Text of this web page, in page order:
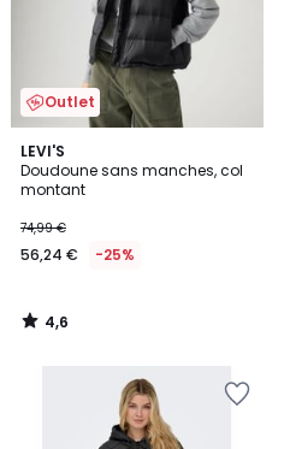
Outlet
LEVI'S
Doudoune sans manches, col
montant
74,99 €
56,24 € -25%
4,6
/ 5
4,6
/